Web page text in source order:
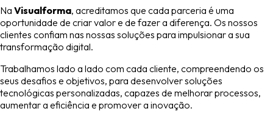
Carreiras
Na Visualforma, acreditamos que cada parceria é uma
oportunidade de criar valor e de fazer a diferença. Os nossos
clientes confiam nas nossas soluções para impulsionar a sua
transformação digital.
Trabalhamos lado a lado com cada cliente, compreendendo os
seus desafios e objetivos, para desenvolver soluções
tecnológicas personalizadas, capazes de melhorar processos,
aumentar a eficiência e promover a inovação.